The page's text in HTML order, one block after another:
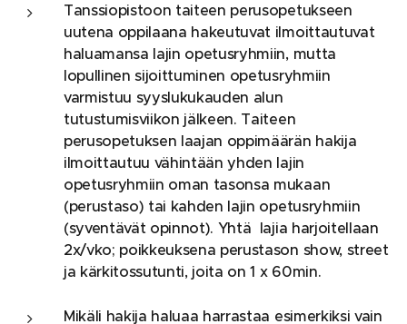
Tanssiopistoon taiteen perusopetukseen
uutena oppilaana hakeutuvat ilmoittautuvat
haluamansa lajin opetusryhmiin, mutta
lopullinen sijoittuminen opetusryhmiin
varmistuu syyslukukauden alun
tutustumisviikon jälkeen. Taiteen
perusopetuksen laajan oppimäärän hakija
ilmoittautuu vähintään yhden lajin
opetusryhmiin oman tasonsa mukaan
(perustaso) tai kahden lajin opetusryhmiin
(syventävät opinnot). Yhtä lajia harjoitellaan
2x/vko; poikkeuksena perustason show, street
ja kärkitossutunti, joita on 1 x 60min.
Mikäli hakija haluaa harrastaa esimerkiksi vain